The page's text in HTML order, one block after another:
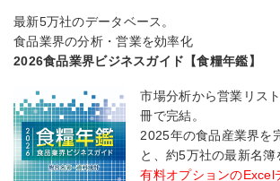
最新5万社のデータベース。
食品業界の分析・営業を効率化
2026食品業界ビジネスガイド【食糧年鑑】
市場分析から営業リス
冊で完結。
2025年の食品産業界を
と、約5万社の最新名簿
有料オプションのExcel